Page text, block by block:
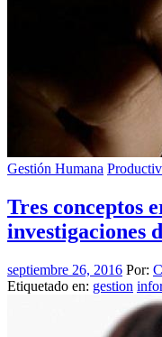
Gestión Humana
Tres conceptos
investigaciones
septiembre 26, 2016 Por:
Etiquetado en: gestion